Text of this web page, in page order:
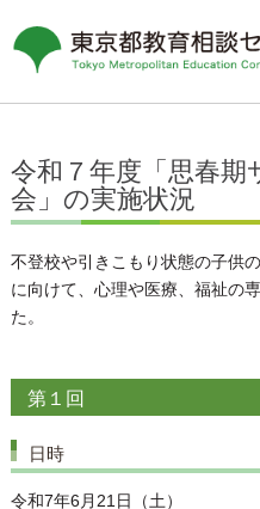
令和７年度「思春
会」の実施状況
不登校や引きこもり状態の子供
に向けて、心理や医療、福祉の
た。
第１回
日時
令和7年6月21日（土）